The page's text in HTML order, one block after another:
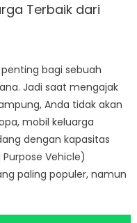
Terbaik dari
bagi sebuah
Jadi saat mengajak
Anda tidak akan
mobil keluarga
dengan kapasitas
Vehicle)
paling populer, namun